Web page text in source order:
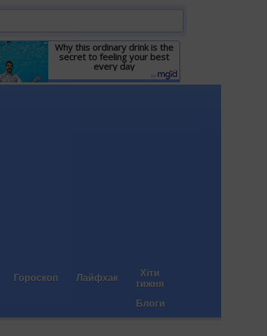
Why this ordinary drink is the
secret to feeling your best
every day
Детальніше
Гороскоп Лайфхак Хіти
тижня
Блоги